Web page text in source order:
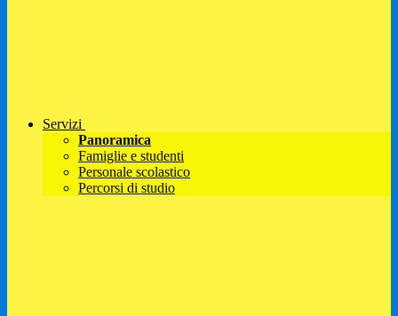
Servizi
Panoramica
Famiglie e studenti
Personale scolastico
Percorsi di studio